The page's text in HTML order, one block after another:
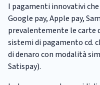
I pagamenti innovativi
Google pay, Apple pay,
prevalentemente le carte
sistemi di pagamento cd.
di denaro con modalità
Satispay).